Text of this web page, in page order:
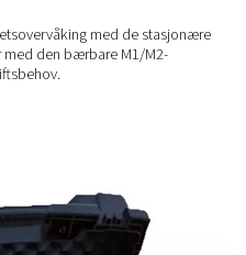
på 28,3 l/min (10 ganger
fanger Particle Check-serien
som sikrer raskere og mer